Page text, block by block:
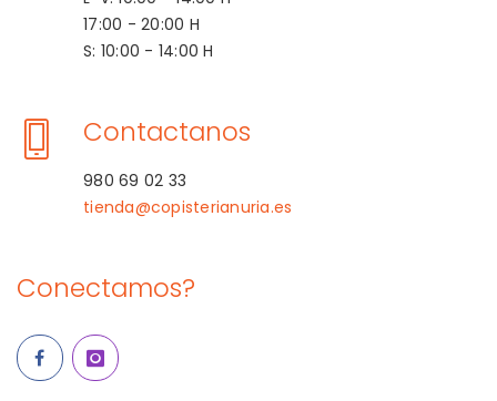
17:00 - 20:00 H
S: 10:00 - 14:00 H
Contactanos
980 69 02 33
tienda@copisterianuria.es
Conectamos?